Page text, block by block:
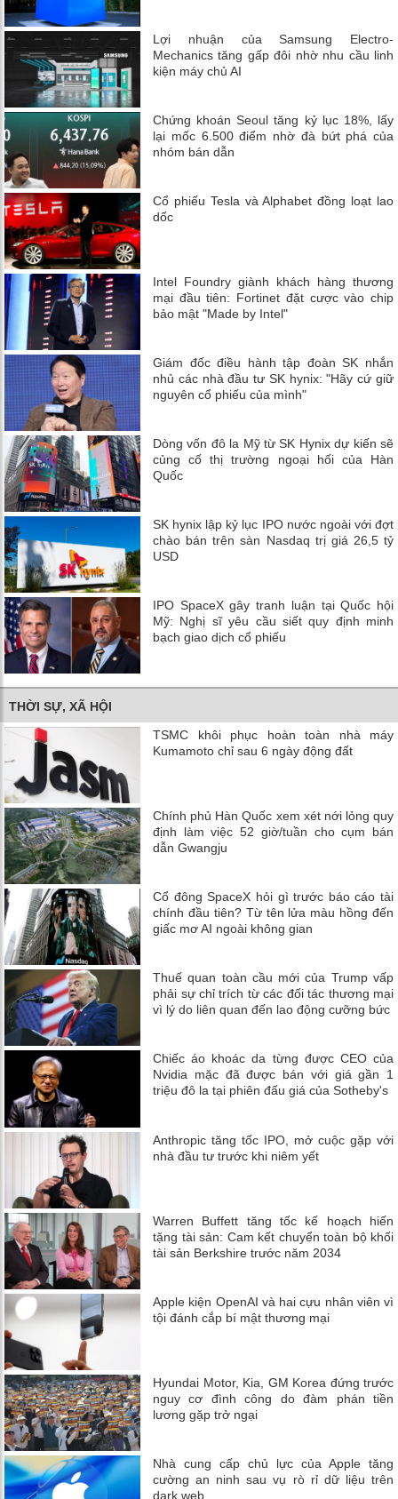
Lợi nhuận của Samsung Electro-
Mechanics tăng gấp đôi nhờ nhu cầu linh
kiện máy chủ AI
Chứng khoán Seoul tăng kỷ lục 18%, lấy
lại mốc 6.500 điểm nhờ đà bứt phá của
nhóm bán dẫn
Cổ phiếu Tesla và Alphabet đồng loạt lao
dốc
Intel Foundry giành khách hàng thương
mại đầu tiên: Fortinet đặt cược vào chip
bảo mật "Made by Intel"
Giám đốc điều hành tập đoàn SK nhắn
nhủ các nhà đầu tư SK hynix: "Hãy cứ giữ
nguyên cổ phiếu của mình"
Dòng vốn đô la Mỹ từ SK Hynix dự kiến ​​sẽ
củng cố thị trường ngoại hối của Hàn
Quốc
SK hynix lập kỷ lục IPO nước ngoài với đợt
chào bán trên sàn Nasdaq trị giá 26,5 tỷ
USD
IPO SpaceX gây tranh luận tại Quốc hội
Mỹ: Nghị sĩ yêu cầu siết quy định minh
bạch giao dịch cổ phiếu
THỜI SỰ, XÃ HỘI
TSMC khôi phục hoàn toàn nhà máy
Kumamoto chỉ sau 6 ngày động đất
Chính phủ Hàn Quốc xem xét nới lỏng quy
định làm việc 52 giờ/tuần cho cụm bán
dẫn Gwangju
Cổ đông SpaceX hỏi gì trước báo cáo tài
chính đầu tiên? Từ tên lửa màu hồng đến
giấc mơ AI ngoài không gian
Thuế quan toàn cầu mới của Trump vấp
phải sự chỉ trích từ các đối tác thương mại
vì lý do liên quan đến lao động cưỡng bức
Chiếc áo khoác da từng được CEO của
Nvidia mặc đã được bán với giá gần 1
triệu đô la tại phiên đấu giá của Sotheby's
Anthropic tăng tốc IPO, mở cuộc gặp với
nhà đầu tư trước khi niêm yết
Warren Buffett tăng tốc kế hoạch hiến
tặng tài sản: Cam kết chuyển toàn bộ khối
tài sản Berkshire trước năm 2034
Apple kiện OpenAI và hai cựu nhân viên vì
tội đánh cắp bí mật thương mại
Hyundai Motor, Kia, GM Korea đứng trước
nguy cơ đình công do đàm phán tiền
lương gặp trở ngại
Nhà cung cấp chủ lực của Apple tăng
cường an ninh sau vụ rò rỉ dữ liệu trên
dark web